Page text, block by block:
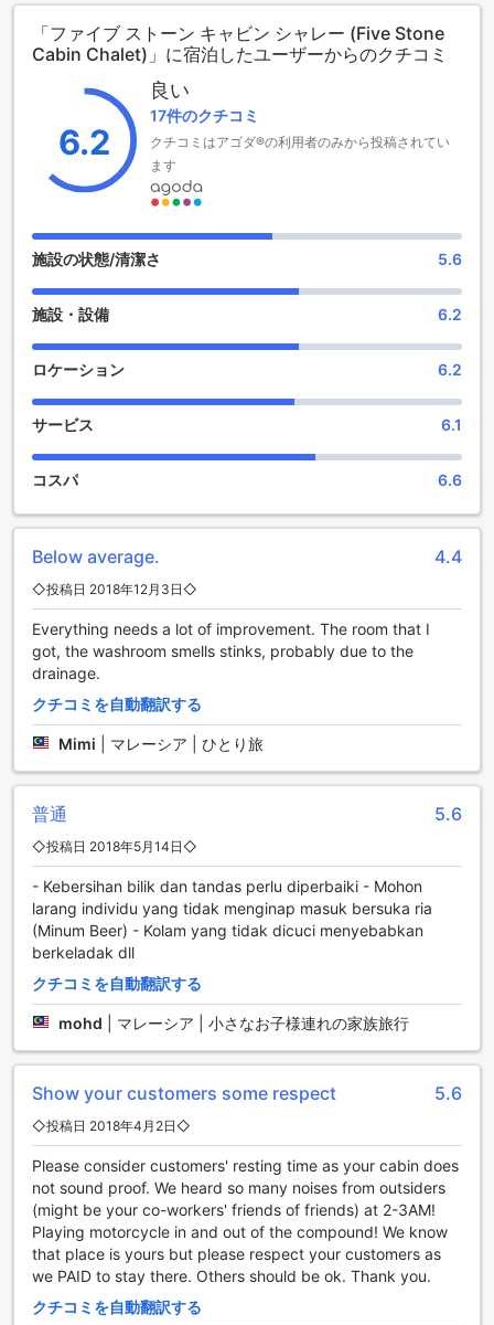
チェックインは午後1時から可能で、チェックアウトは正午ま
でとなっています。8室の客室が用意されており、ゆったりと
した空間でくつろぐことができます。さらに、ファイブ スト
ーン キャビン シャレーは、3歳から12歳までのお子様を無料
で宿泊させることができるため、家族連れにも最適なホテル
このホテルでは、自然の美しさと快適さを追求した客室が特
徴です。広々とした空間には、モダンな設備が完備されてお
り、ゲストは快適な滞在を楽しむことができます。また、周
辺には美しい自然が広がっており、散策やアウトドア活動を
楽しむこともできます。ファイブ ストーン キャビン シャレー
での滞在は、自然との一体感を感じながらリラックスできる
楽しい時間を過ごせる庭園エンターテイメント施設
ファイブ ストーン キャビン シャレーは、タイピンの美しい庭
供しています。庭園内には、プールがあり、暑い日には涼し
い水の中でリフレッシュすることができます。また、バーベ
キューエリアもあり、お友達や家族と一緒に楽しい時間を過
ごすことができます。さらに、庭園内には子供用の遊び場も
ンターテイメント施設を通じて、ファイブ ストーン キャビン
楽しいアクティビティがいっぱい！ファイブ ストーン キャビ
ン シャレーのスポーツ施設
ファイブ ストーン キャビン シャレーは、タイピンに位置する
素晴らしい宿泊施設です。ここでは、様々なスポーツ施設を
楽しむことができます。まずは、屋外プールでの水泳やリラ
ックスがおすすめです。清潔で広々としたプールは、暑い日
に涼を求めるのに最適な場所です。また、釣りがお好きな方
す。美しい自然の中での釣り体験は、リラックスした時間を
過ごすのに最適です。ファイブ ストーン キャビン シャレーで
は、楽しいアクティビティがいっぱい待っています！
快適な設備が揃ったファイブ ストーン キャビン シャレー
ファイブ ストーン キャビン シャレーは、快適さを追求した設
備が充実しています。客室サービスを利用すれば、快適な滞
在を過ごしながら、心地よい時間を過ごすことができます。
また、指定の喫煙エリアも用意されており、喫煙者の方も快
適に滞在することができます。さらに、全室で無料のWi-Fiを
利用することができるので、インターネットに接続して情報
をチェックしたり、仕事をすることも可能です。ファイブ ス
トーン キャビン シャレーは、快適な設備が揃っているので、
旅行やビジネスに最適な宿泊先です。
便利な駐車設備完備のファイブ ストーン キャビン シャレー
ファイブ ストーン キャビン シャレーは、タイピンの便利なロ
ケーションに位置し、駐車設備を完備しています。お車でお
越しのお客様には、敷地内の駐車場を無料でご利用いただけ
ます。駐車場は広々としており、安心してお車をお預けいた
だけます。周辺エリアの観光スポットやレストランへのアク
ストーン キャビン シャレーでの快適な滞在をお楽しみくださ
「ファイブ ストーン キャビン シャレー (Five Stone
Cabin Chalet)」に宿泊したユーザーからのクチコミ
6.2
良い
17件のクチコミ
クチコミはアゴダ®の利用者のみから投稿されてい
ます
施設の状態/清潔さ 5.6
施設・設備 6.2
ロケーション 6.2
サービス 6.1
コスパ 6.6
Below average. 4.4
◇投稿日 2018年12月3日◇
Everything needs a lot of improvement. The room that I
got, the washroom smells stinks, probably due to the
drainage.
クチコミを自動翻訳する
Mimi マレーシア | ひとり旅
普通 5.6
◇投稿日 2018年5月14日◇
- Kebersihan bilik dan tandas perlu diperbaiki - Mohon
larang individu yang tidak menginap masuk bersuka ria
(Minum Beer) - Kolam yang tidak dicuci menyebabkan
berkeladak dll
クチコミを自動翻訳する
mohd マレーシア | 小さなお子様連れの家族旅行
Show your customers some respect 5.6
◇投稿日 2018年4月2日◇
Please consider customers' resting time as your cabin does
not sound proof. We heard so many noises from outsiders
(might be your co-workers' friends of friends) at 2-3AM!
Playing motorcycle in and out of the compound! We know
that place is yours but please respect your customers as
we PAID to stay there. Others should be ok. Thank you.
クチコミを自動翻訳する